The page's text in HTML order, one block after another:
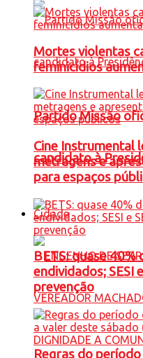
Partido Missão
candidato à
Cidade
Mortes violentas
feminicídios
Cine Instrumental
metragens e
para espaços
BETS: quase
endividados; SESI
prevenção
Regras do